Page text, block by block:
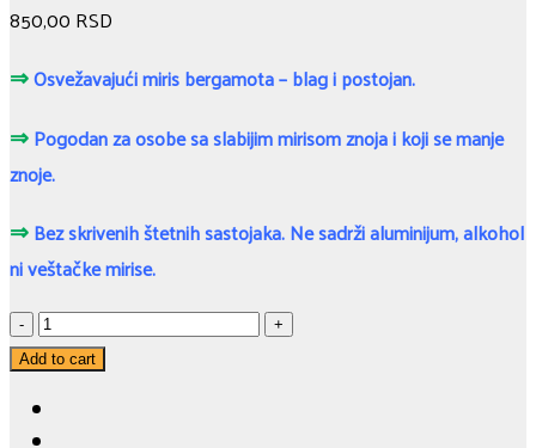
850,00 RSD
⇒Osvežavajući miris bergamota – blag i postojan.
⇒Pogodan za osobe sa slabijim mirisom znoja i koji se manje
znoje.
⇒Bez skrivenih štetnih sastojaka. Ne sadrži aluminijum, alkohol
ni veštačke mirise.
5.
ALOJA
DEZODORANS
Add to cart